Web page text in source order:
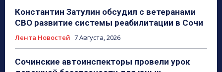
Константин Затулин обсудил с ветеранами
СВО развитие системы реабилитации в Сочи
Лента Новостей 7 Августа, 2026
Сочинские автоинспекторы провели урок